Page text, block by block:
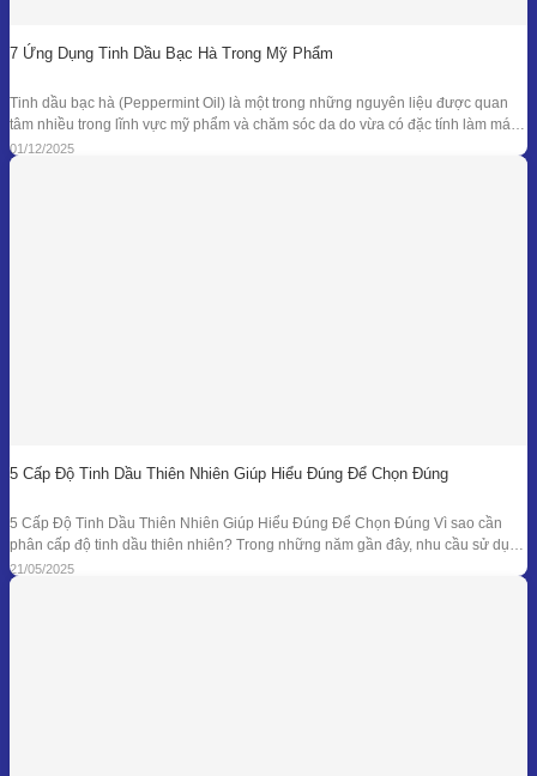
7 Ứng Dụng Tinh Dầu Bạc Hà Trong Mỹ Phẩm
Tinh dầu bạc hà (Peppermint Oil) là một trong những nguyên liệu được quan
tâm nhiều trong lĩnh vực mỹ phẩm và chăm sóc da do vừa có đặc tính làm mát
đặc trưng, vừa sở hữu phổ kháng khuẩn và khử mùi tự nhiên đã được ghi nhận
trong nhiều nghiên cứu. Giá trị
01/12/2025
5 Cấp Độ Tinh Dầu Thiên Nhiên Giúp Hiểu Đúng Để Chọn Đúng
5 Cấp Độ Tinh Dầu Thiên Nhiên Giúp Hiểu Đúng Để Chọn Đúng Vì sao cần
phân cấp độ tinh dầu thiên nhiên? Trong những năm gần đây, nhu cầu sử dụng
tinh dầu thiên nhiên ngày càng gia tăng trong các lĩnh vực như chăm sóc sức
khỏe, mỹ phẩm, liệu pháp hương thơm,
21/05/2025